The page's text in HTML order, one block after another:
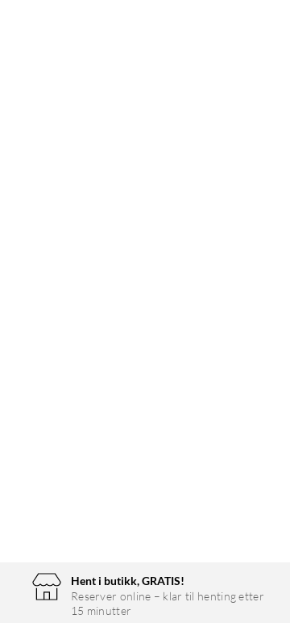
Hent i butikk, GRATIS!
Reserver online – klar til henting etter
15 minutter